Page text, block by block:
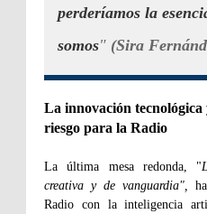
perderíamos la
somos" (Sira
La innovación
riesgo para la Radio
La última mesa redonda, "
creativa y de vanguardia",
Radio con la inteligencia